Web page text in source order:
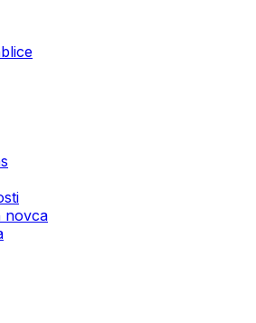
novca